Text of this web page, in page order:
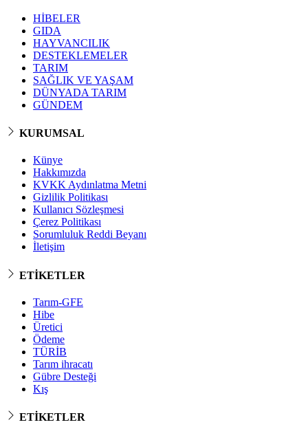
HİBELER
GIDA
HAYVANCILIK
DESTEKLEMELER
TARIM
SAĞLIK VE YAŞAM
DÜNYADA TARIM
GÜNDEM
KURUMSAL
Künye
Hakkımızda
KVKK Aydınlatma Metni
Gizlilik Politikası
Kullanıcı Sözleşmesi
Çerez Politikası
Sorumluluk Reddi Beyanı
İletişim
ETİKETLER
Tarım-GFE
Hibe
Üretici
Ödeme
TÜRİB
Tarım ihracatı
Gübre Desteği
Kış
ETİKETLER